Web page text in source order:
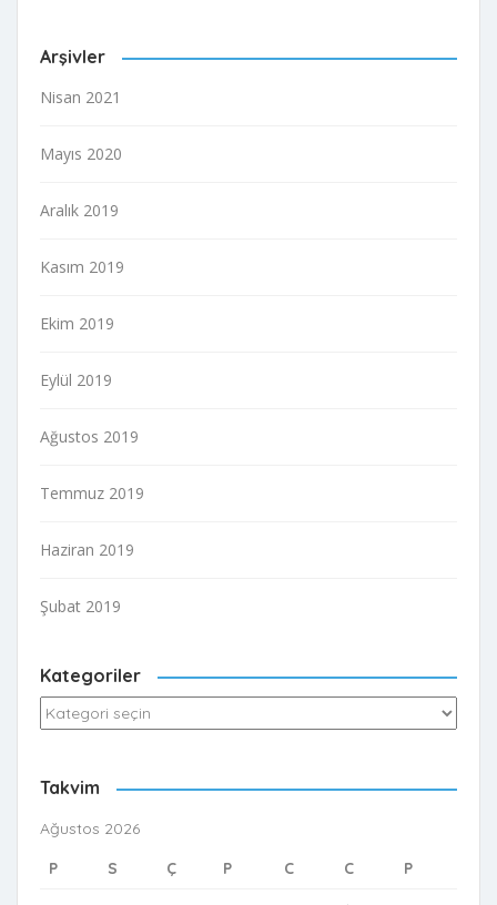
Arşivler
Nisan 2021
Mayıs 2020
Aralık 2019
Kasım 2019
Ekim 2019
Eylül 2019
Ağustos 2019
Temmuz 2019
Haziran 2019
Şubat 2019
Kategoriler
Kategoriler
Takvim
Ağustos 2026
P
S Ç P C C P